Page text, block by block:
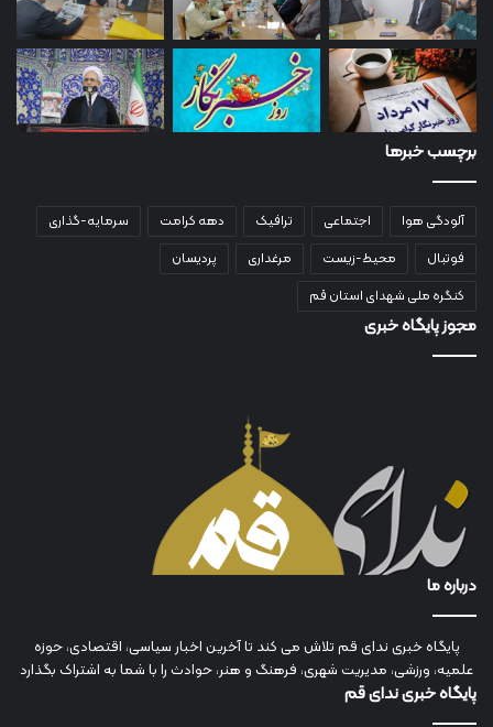
برچسب خبرها
آلودگی هوا اجتماعی ترافیک دهه کرامت
سرمایه-گذاری
فوتبال
محیط-زیست مرغداری
پردیسان
کنگره ملی شهدای استان قم
مجوز پایگاه خبری
درباره ما
پایگاه خبری ندای قم تلاش می کند تا آخرین اخبار سیاسی، اقتصادی، حوزه
علمیه، ورزشی، مدیریت شهری، فرهنگ و هنر، حوادث را با شما به اشتراک بگذارد
پایگاه خبری ندای قم